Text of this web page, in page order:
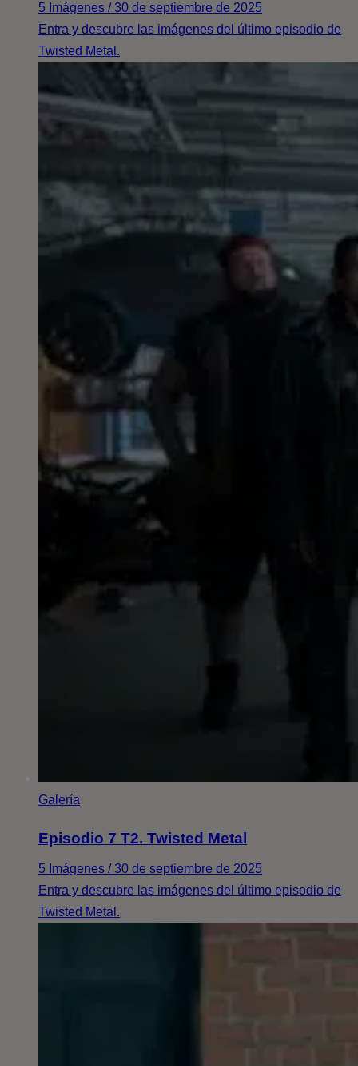
5 Imágenes / 30 de septiembre de 2025
Entra y descubre las imágenes del último episodio de
Twisted Metal.
Galería
Episodio 7 T2. Twisted Metal
5 Imágenes / 30 de septiembre de 2025
Entra y descubre las imágenes del último episodio de
Twisted Metal.